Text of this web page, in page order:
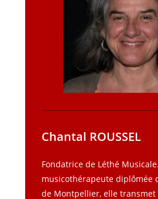
Chantal ROUSSEL
Fondatrice de Léthé
musicothérapeute diplômée
de Montpellier, elle transmet